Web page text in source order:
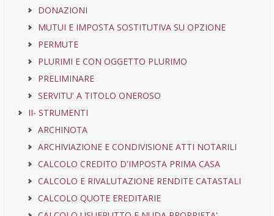
DONAZIONI
MUTUI E IMPOSTA SOSTITUTIVA SU OPZIONE
PERMUTE
PLURIMI E CON OGGETTO PLURIMO
PRELIMINARE
SERVITU' A TITOLO ONEROSO
II- STRUMENTI
ARCHINOTA
ARCHIVIAZIONE E CONDIVISIONE ATTI NOTARILI
CALCOLO CREDITO D'IMPOSTA PRIMA CASA
CALCOLO E RIVALUTAZIONE RENDITE CATASTALI
CALCOLO QUOTE EREDITARIE